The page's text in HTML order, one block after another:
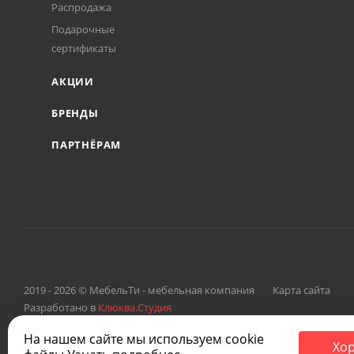
Распродажа
Подарочные
сертификаты
АКЦИИ
БРЕНДЫ
ПАРТНЁРАМ
2019 - 2026 © МебельТи - мебельная компания
Карта сайта
Разработано в Клюква.Студия
На нашем сайте мы используем cookie